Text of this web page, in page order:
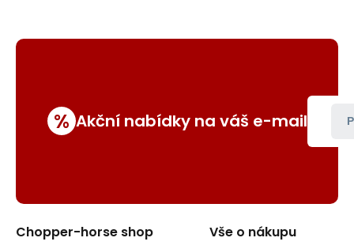
% Akční nabídky na váš e-mail
Chopper-horse shop Vše o nákupu